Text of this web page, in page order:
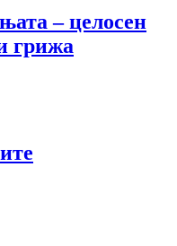
– целосен
грижа